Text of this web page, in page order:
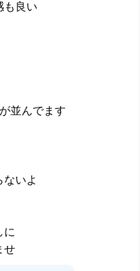
も良い
並んでます
ないよ
に
せ